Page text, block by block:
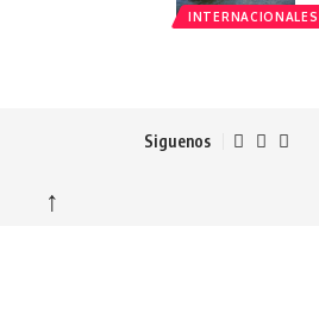
INTERNACIONALES
Siguenos
↑